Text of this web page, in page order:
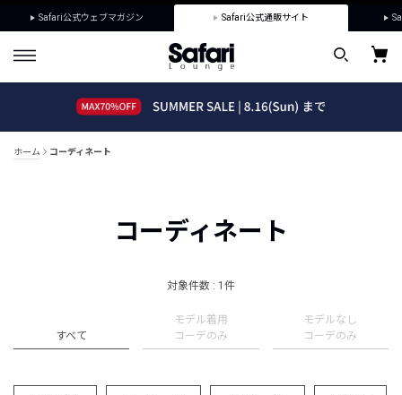
Safari公式ウェブマガジン Safari公式通販サイト
ホーム コーディネート
コーディネート
対象件数 : 1件
すべて
モデル着用
コーデのみ
モデルなし
コーデのみ